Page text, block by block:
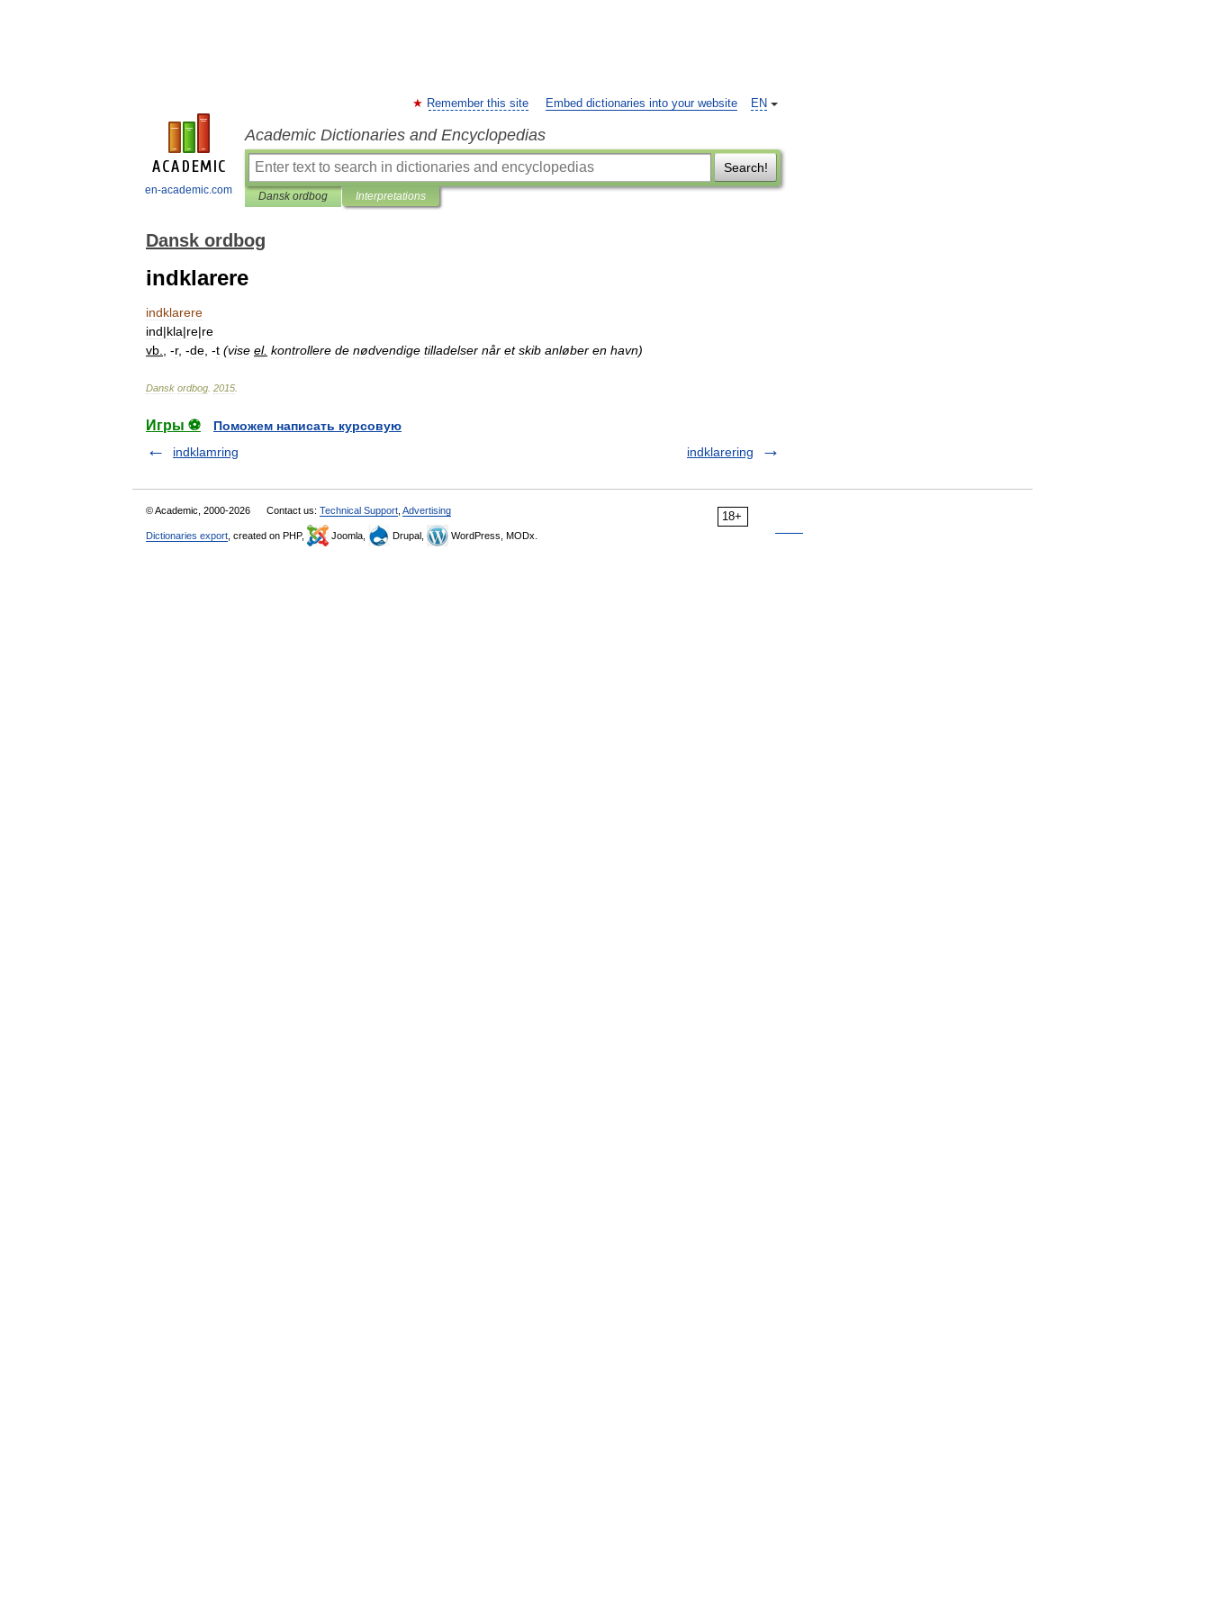
en-academic.com
EN
Remember this site Embed dictionaries into your website
Academic Dictionaries and Encyclopedias
Search!
Dansk ordbog Interpretations
Dansk ordbog
indklarere
indklarere
ind|kla|re|re
vb
, -r, -de , -t (vise el. kontrollere de nødvendige tilladelser når et skib anløber en havn)
Dansk ordbog 2015
Игры ⚽
Поможем написать курсовую
indklamring
indklarering
18+
© Academic, 2000-2026 Contact us: Technical Support Advertising
Dictionaries export , created on PHP, Joomla, Drupal, WordPress, MODx.